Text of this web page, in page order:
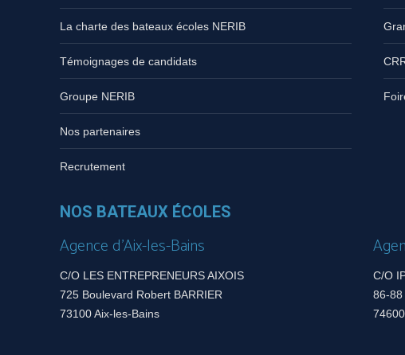
La charte des bateaux écoles NERIB
Témoignages de candidats
Groupe NERIB
Nos partenaires
Recrutement
NOS BATEAUX ÉCOLES
Agence d’Aix-les-Bains
C/O LES ENTREPRENEURS AIXOIS
725 Boulevard Robert BARRIER
73100 Aix-les-Bains
C/O
86-88